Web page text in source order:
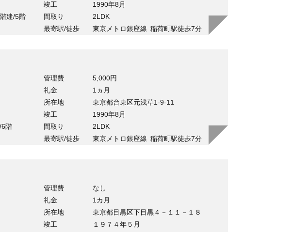
竣工
1990年8月
建/5階 間取り
2LDK
最寄駅/徒歩 東京メトロ銀座線 稲荷町駅徒歩7分
管理費
5,000円
礼金
1ヵ月
所在地
東京都台東区元浅草1-9-11
竣工
1990年8月
6階 間取り
2LDK
最寄駅/徒歩 東京メトロ銀座線 稲荷町駅徒歩7分
管理費
なし
礼金
1カ月
所在地
東京都目黒区下目黒４－１１－１８
竣工
１９７４年５月